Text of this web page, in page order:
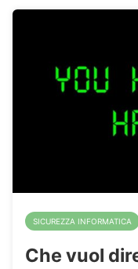
SICUREZZA INFORMATICA
Che vuol